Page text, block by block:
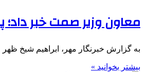
معاون وزیر صمت خبر داد؛ پیش‌بینی ۶ میلیارد دلار
به گزارش خبرنگار مهر، ابراهیم شیخ
بیشتر بخوانید »